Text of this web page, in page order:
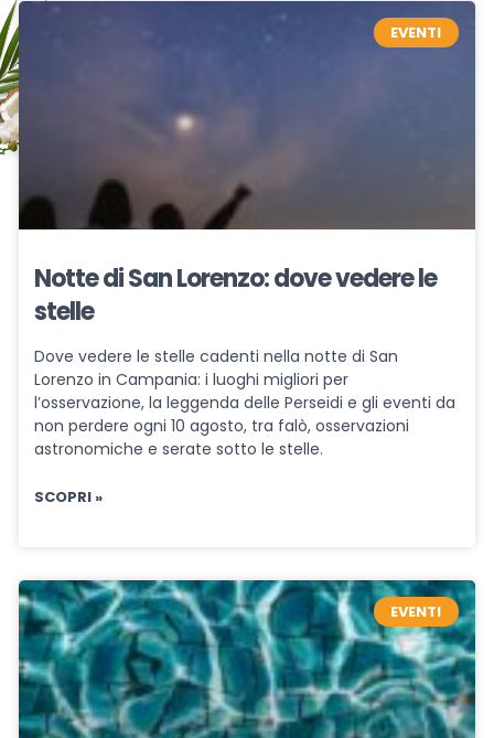
EVENTI
Notte di San Lorenzo: dove vedere le
stelle
Dove vedere le stelle cadenti nella notte di San
Lorenzo in Campania: i luoghi migliori per
l’osservazione, la leggenda delle Perseidi e gli eventi da
non perdere ogni 10 agosto, tra falò, osservazioni
astronomiche e serate sotto le stelle.
SCOPRI »
EVENTI